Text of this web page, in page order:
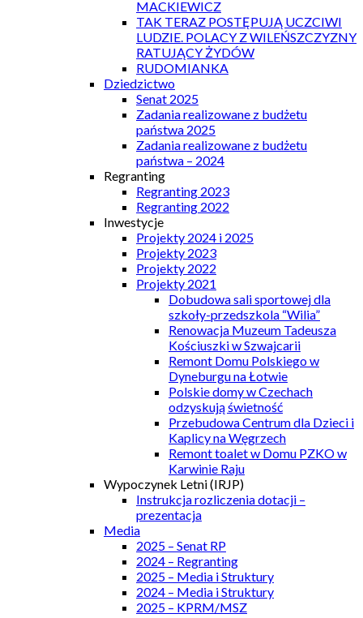
MACKIEWICZ
TAK TERAZ POSTĘPUJĄ UCZCIWI
LUDZIE. POLACY Z WILEŃSZCZYZNY
RATUJĄCY ŻYDÓW
RUDOMIANKA
Dziedzictwo
Senat 2025
Zadania realizowane z budżetu
państwa 2025
Zadania realizowane z budżetu
państwa – 2024
Regranting
Regranting 2023
Regranting 2022
Inwestycje
Projekty 2024 i 2025
Projekty 2023
Projekty 2022
Projekty 2021
Dobudowa sali sportowej dla
szkoły-przedszkola “Wilia”
Renowacja Muzeum Tadeusza
Kościuszki w Szwajcarii
Remont Domu Polskiego w
Dyneburgu na Łotwie
Polskie domy w Czechach
odzyskują świetność
Przebudowa Centrum dla Dzieci i
Kaplicy na Węgrzech
Remont toalet w Domu PZKO w
Karwinie Raju
Wypoczynek Letni (IRJP)
Instrukcja rozliczenia dotacji –
prezentacja
Media
2025 – Senat RP
2024 – Regranting
2025 – Media i Struktury
2024 – Media i Struktury
2025 – KPRM/MSZ